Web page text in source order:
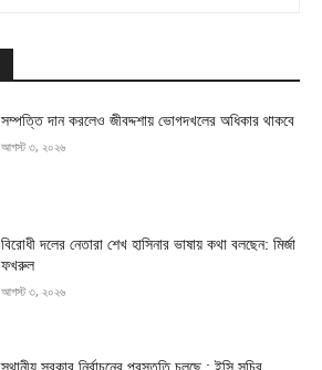
সম্পত্তি দান করলেও জীবদ্দশায় ভোগদখলের অধিকার থাকবে
আগস্ট ৩, ২০২৬
বিরোধী দলের নেতারা শেখ হাসিনার ভাষায় কথা বলছেন: মির্জা
ফখরুল
আগস্ট ৩, ২০২৬